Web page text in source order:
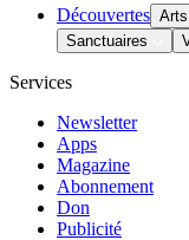
Découvertes Arts
Sanctuaires
Services
Newsletter
Apps
Magazine
Abonnement
Don
Publicité